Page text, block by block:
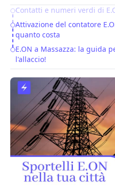
Table of Contents
Contatti e numeri verdi di
Attivazione del contatore
quanto costa
E.ON a Massazza: la guida
l'allaccio!